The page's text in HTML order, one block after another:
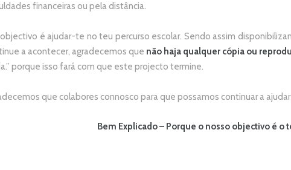
financeiras ou pela distância.
é ajudar-te no teu percurso escolar. Sendo assim
a acontecer, agradecemos que não haja qualquer cópia ou
” porque isso fará com que este projecto termine.
que colabores connosco para que possamos continuar a
Bem Explicado – Porque o nosso objectivo é o